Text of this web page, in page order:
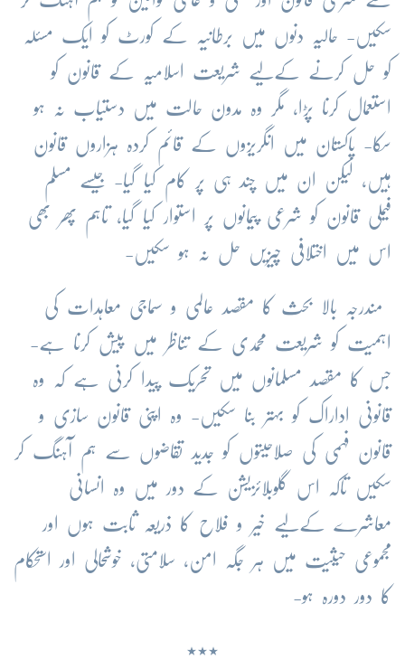
سکیں- حالیہ دنوں میں برطانیہ کے کورٹ کو ایک مسئلہ
کو حل کرنے کےلیے شریعت اسلامیہ کے قانون کو
استعمال کرنا پڑا، مگر وہ مدون حالت میں دستیاب نہ ہو
سکا- پاکستان میں انگریزوں کے قائم کردہ ہزاروں قانون
ہیں، لیکن ان میں چند ہی پر کام کیا گیا- جیسے مسلم
فیملی قانون کو شرعی پیمانوں پر استوار کیا گیا، تاہم پھر بھی
اس میں اختلافی چیزیں حل نہ ہو سکیں-
مندرجہ بالا بحث کا مقصد عالمی و سماجی معاہدات کی
اہمیت کو شریعت محمدی کے تناظر میں پیش کرنا ہے-
جس کا مقصد مسلمانوں میں تحریک پیدا کرنی ہے کہ وہ
قانونی اداراک کو بہتر بنا سکیں- وہ اپنی قانون سازی و
قانون فہمی کی صلاحیتوں کو جدید تقاضوں سے ہم آہنگ کر
سکیں تاکہ اس گلوبلائزیشن کے دور میں وہ انسانی
معاشرے کےلیے خیر و فلاح کا ذریعہ ثابت ہوں اور
مجموعی حیثیت میں ہر جگہ امن، سلامتی، خوشحالی اور استحکام
کا دور دورہ ہو-
٭٭٭